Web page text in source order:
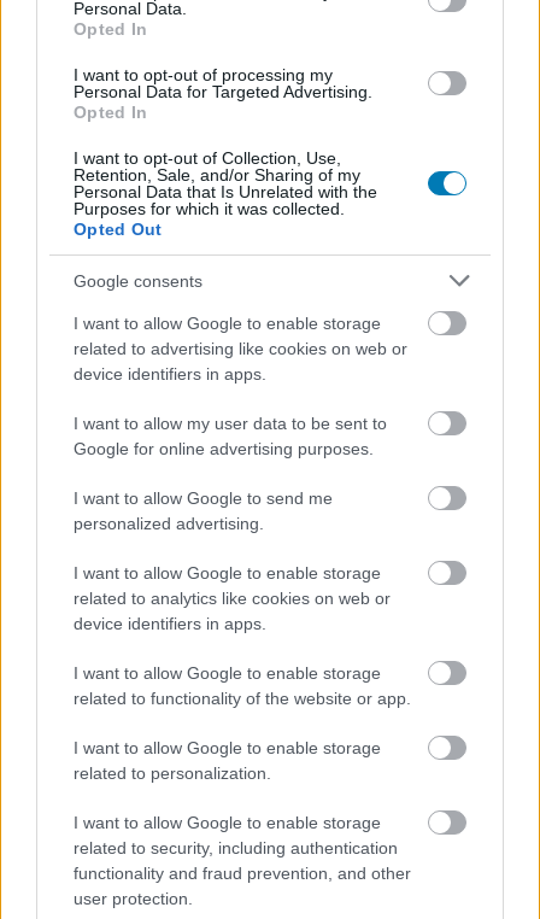
Personal Data.
Opted In
I want to opt-out of processing my
Personal Data for Targeted Advertising.
Opted In
I want to opt-out of Collection, Use,
Retention, Sale, and/or Sharing of my
Personal Data that Is Unrelated with the
Purposes for which it was collected.
Opted Out
Google consents
I want to allow Google to enable storage
related to advertising like cookies on web or
device identifiers in apps.
I want to allow my user data to be sent to
Google for online advertising purposes.
I want to allow Google to send me
personalized advertising.
I want to allow Google to enable storage
related to analytics like cookies on web or
device identifiers in apps.
I want to allow Google to enable storage
related to functionality of the website or app.
I want to allow Google to enable storage
related to personalization.
I want to allow Google to enable storage
related to security, including authentication
functionality and fraud prevention, and other
user protection.
Rövid ideig ingyen
bezsákolhatsz egy különleges
játékot
Chavalier|2026 június 1. 11:30
Ha eddig nem vetted meg, most itt a lehetőség,
hogy térítésmentesen megszerezd.
81.69%
Annyira azért nem hajt a tatár, mint azIQ Under
Construction esetében, de a Made From Strings és a
GrabTheGames párosa sem bánt túl bőkezűen az akció
idejével, csupán a kedvezmény mértékével. Az utóbbi
nem kevesebb, mint 100 százalék, magyarán június 2-án
19 óráig térítésmentesen hozzáadhatjuk